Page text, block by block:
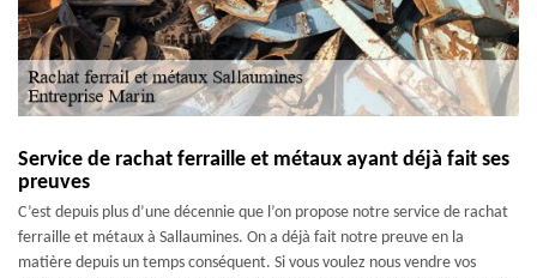
Service de rachat ferraille et métaux ayant déjà fait ses
preuves
C’est depuis plus d’une décennie que l’on propose notre service de rachat
ferraille et métaux à Sallaumines. On a déjà fait notre preuve en la
matière depuis un temps conséquent. Si vous voulez nous vendre vos